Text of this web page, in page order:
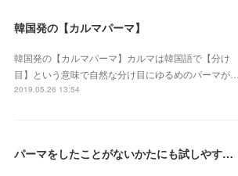
韓国発の【カルマパーマ】
韓国発の【カルマパーマ】カルマは韓国語で【分け
目】という意味で自然な分け目にゆるめのパーマが…
2019.05.26 13:54
パーマをしたことがないかたにも試しやすい 部分パーマのご紹介です😊👌